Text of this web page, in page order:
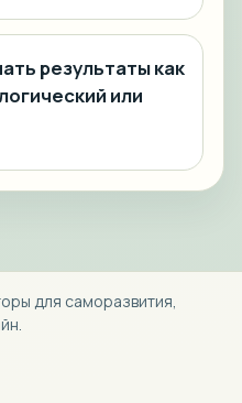
результаты как
или
для саморазвития,